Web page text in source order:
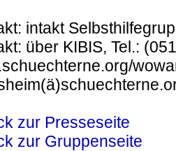
intakt
über KIBIS, Tel.:
zur Presseseite
zur Gruppenseite